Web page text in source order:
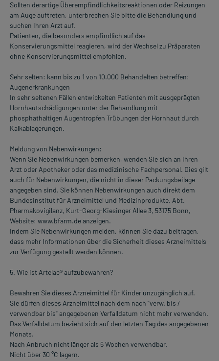
Sollten derartige Überempfindlichkeitsreaktionen oder Reizungen
am Auge auftreten, unterbrechen Sie bitte die Behandlung und
suchen Ihren Arzt auf.
Patienten, die besonders empfindlich auf das
Konservierungsmittel reagieren, wird der Wechsel zu Präparaten
ohne Konservierungsmittel empfohlen.
Sehr selten: kann bis zu 1 von 10.000 Behandelten betreffen:
Augenerkrankungen
In sehr seltenen Fällen entwickelten Patienten mit ausgeprägten
Hornhautschädigungen unter der Behandlung mit
phosphathaltigen Augentropfen Trübungen der Hornhaut durch
Kalkablagerungen.
Meldung von Nebenwirkungen:
Wenn Sie Nebenwirkungen bemerken, wenden Sie sich an Ihren
Arzt oder Apotheker oder das medizinische Fachpersonal. Dies gilt
auch für Nebenwirkungen, die nicht in dieser Packungsbeilage
angegeben sind. Sie können Nebenwirkungen auch direkt dem
Bundesinstitut für Arzneimittel und Medizinprodukte, Abt.
Pharmakovigilanz, Kurt-Georg-Kiesinger Allee 3, 53175 Bonn,
Website: www.bfarm.de anzeigen.
Indem Sie Nebenwirkungen melden, können Sie dazu beitragen,
dass mehr Informationen über die Sicherheit dieses Arzneimittels
zur Verfügung gestellt werden können.
5. Wie ist Artelac® aufzubewahren?
Bewahren Sie dieses Arzneimittel für Kinder unzugänglich auf.
Sie dürfen dieses Arzneimittel nach dem nach "verw. bis /
verwendbar bis" angegebenen Verfalldatum nicht mehr verwenden.
Das Verfalldatum bezieht sich auf den letzten Tag des angegebenen
Monats.
Nach Anbruch nicht länger als 6 Wochen verwendbar.
Nicht über 30 °C lagern.